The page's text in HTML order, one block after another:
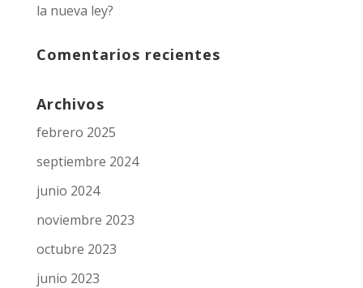
la nueva ley?
Comentarios recientes
Archivos
febrero 2025
septiembre 2024
junio 2024
noviembre 2023
octubre 2023
junio 2023